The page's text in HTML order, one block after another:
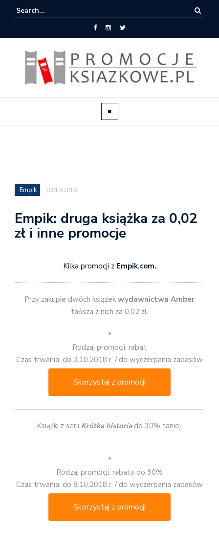
Empik 03/10/2018
Empik: druga książka za 0,02
zł i inne promocje
Kilka promocji z Empik.com.
Przy zakupie dwóch książek wydawnictwa Amber
tańsza z nich za 0,02 zł.
*
Rodzaj promocji: rabat
Czas trwania: do 3.10.2018 r. / do wyczerpania zapasów
Skorzystaj z promocji
Książki z serii Krótka historiado 30% taniej.
*
Rodzaj promocji: rabaty do 30%
Czas trwania: do 8.10.2018 r. / do wyczerpania zapasów
Skorzystaj z promocji